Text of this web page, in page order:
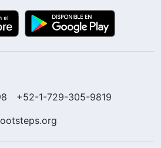
+52-1-729-305-9819